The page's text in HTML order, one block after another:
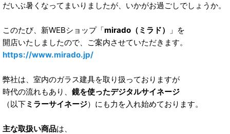
だいぶ暑くなってまいりましたが、いかがお過ごしでしょうか。
このたび、新WEBショップ「mirado（ミラド）
」を
開店いたしましたので、ご案内させていただきます。
https://www.mirado.jp/
弊社は、室内のガラス建具を取り扱っておりますが
時代の流れもあり、 鏡を使ったデジタルサイネージ
（以下ミラーサイネージ）にも力を入れ始めております。
主な取扱い商品は、